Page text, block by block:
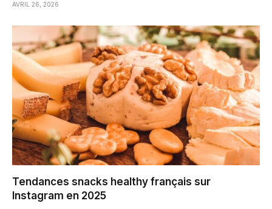
AVRIL 26, 2026
Tendances snacks healthy français sur
Instagram en 2025